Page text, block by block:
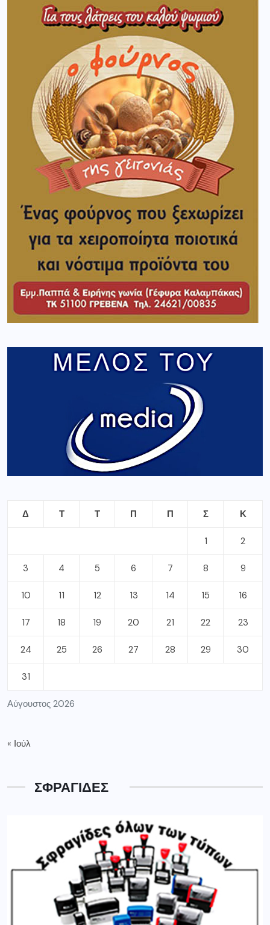
Αύγουστος 2026
Δ Τ Τ Π Π Σ Κ
1 2
3 4 5 6 7 8 9
10 11 12 13 14 15 16
17 18 19 20 21 22 23
24 25 26 27 28 29 30
31
« Ιούλ
ΣΦΡΑΓΙΔΕΣ